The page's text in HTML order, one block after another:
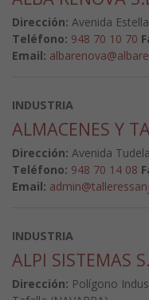
Dirección: Avenida
Teléfono: 948 70 10 70
Email:
INDUSTRIA
ALMACENES Y
Dirección: Avenida
Teléfono: 948 70 14 08
Email:
INDUSTRIA
ALPI SISTEMAS
Dirección: Polígono